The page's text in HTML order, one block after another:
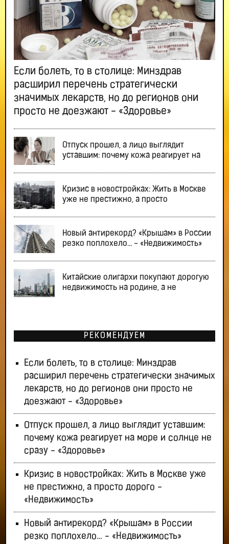
Если болеть, то в столице: Минздрав
расширил перечень стратегически
значимых лекарств, но до регионов они
просто не доезжают - «Здоровье»
Отпуск прошел, а лицо выглядит
уставшим: почему кожа реагирует на
Кризис в новостройках: Жить в Москве
уже не престижно, а просто
Новый антирекорд? «Крышам» в России
резко поплохело… - «Недвижимость»
Китайские олигархи покупают дорогую
недвижимость на родине, а не
РЕКОМЕНДУЕМ
Если болеть, то в столице: Минздрав
расширил перечень стратегически значимых
лекарств, но до регионов они просто не
доезжают - «Здоровье»
Отпуск прошел, а лицо выглядит уставшим:
почему кожа реагирует на море и солнце не
сразу - «Здоровье»
Кризис в новостройках: Жить в Москве уже
не престижно, а просто дорого -
«Недвижимость»
Новый антирекорд? «Крышам» в России
резко поплохело… - «Недвижимость»